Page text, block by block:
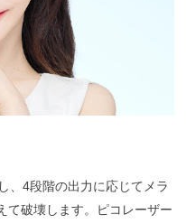
、4段階の出力に応じてメラ
て破壊します。ピコレーザー